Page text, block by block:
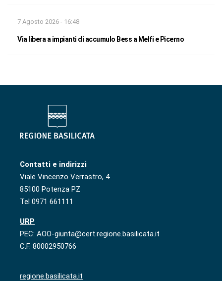
7 Agosto 2026 - 16:48
Via libera a impianti di accumulo Bess a Melfi e Picerno
Contatti e indirizzi
Viale Vincenzo Verrastro, 4
85100 Potenza PZ
Tel 0971 661111
URP
PEC: AOO-giunta@cert.regione.basilicata.it
C.F. 80002950766
regione.basilicata.it